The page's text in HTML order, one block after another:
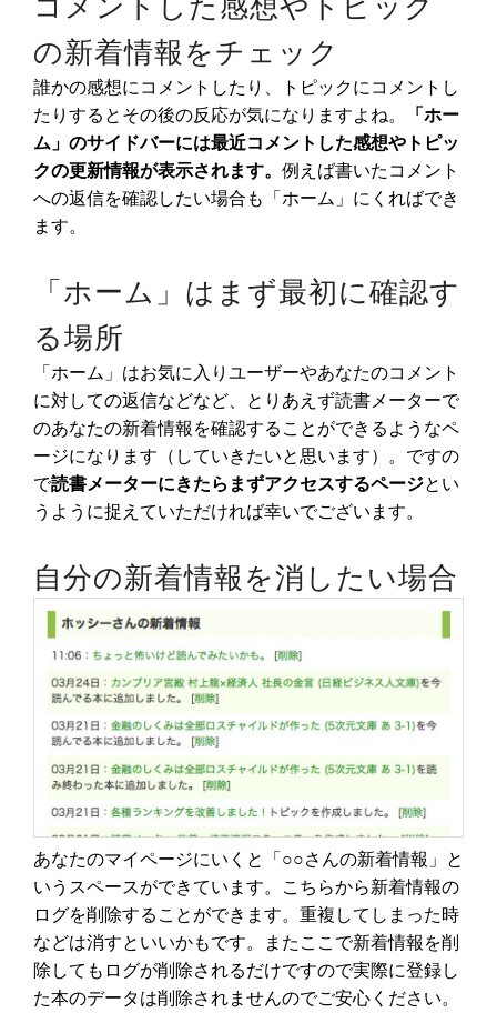
の新着情報をチェック
誰かの感想にコメントしたり、トピックにコメントし
たりするとその後の反応が気になりますよね。
「ホー
ム」のサイドバーには最近コメントした感想やトピッ
クの更新情報が表示されます。 例えば書いたコメント
への返信を確認したい場合も「ホーム」にくればでき
ます。
「ホーム」はまず最初に確認す
る場所
「ホーム」はお気に入りユーザーやあなたのコメント
に対しての返信などなど、とりあえず読書メーターで
のあなたの新着情報を確認することができるようなペ
ージになります（していきたいと思います）。ですの
で読書メーターにきたらまずアクセスするページとい
うように捉えていただければ幸いでございます。
自分の新着情報を消したい場合
あなたのマイページにいくと「○○さんの新着情報」と
いうスペースができています。こちらから新着情報の
ログを削除することができます。重複してしまった時
などは消すといいかもです。またここで新着情報を削
除してもログが削除されるだけですので実際に登録し
た本のデータは削除されませんのでご安心ください。